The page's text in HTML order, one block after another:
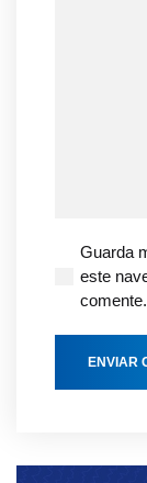
Guarda
este
comente.
ENVIAR